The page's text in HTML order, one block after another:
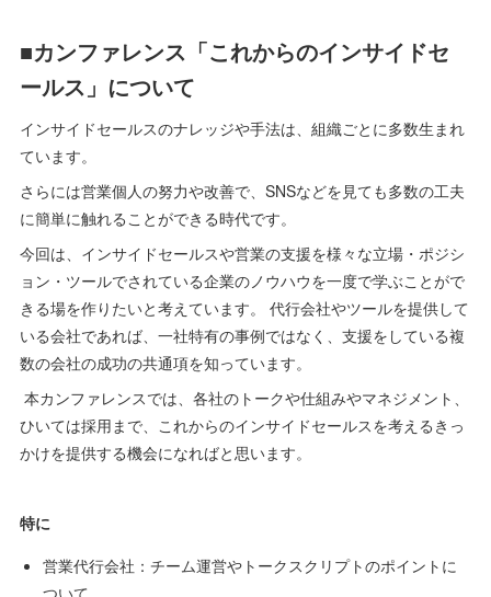
■カンファレンス「これからのインサイドセ
ールス」について
インサイドセールスのナレッジや手法は、組織ごとに多数生まれ
ています。
さらには営業個人の努力や改善で、SNSなどを見ても多数の工夫
に簡単に触れることができる時代です。
今回は、インサイドセールスや営業の支援を様々な立場・ポジシ
ョン・ツールでされている企業のノウハウを一度で学ぶことがで
きる場を作りたいと考えています。 代行会社やツールを提供して
いる会社であれば、一社特有の事例ではなく、支援をしている複
数の会社の成功の共通項を知っています。
本カンファレンスでは、各社のトークや仕組みやマネジメント、
ひいては採用まで、これからのインサイドセールスを考えるきっ
かけを提供する機会になればと思います。
特に
営業代行会社：チーム運営やトークスクリプトのポイントに